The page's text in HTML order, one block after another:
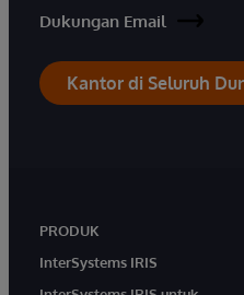
Dukungan Email
Kantor di Seluruh
PRODUK
InterSystems IRIS